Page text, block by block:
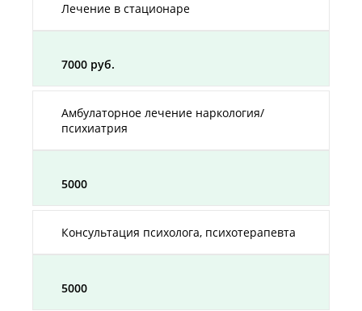
Лечение в стационаре
7000 руб.
Амбулаторное лечение наркология/
психиатрия
5000
Консультация психолога, психотерапевта
5000